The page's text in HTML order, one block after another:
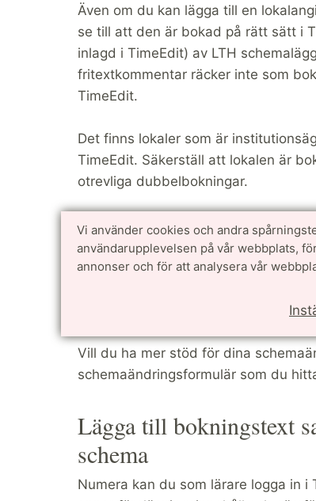
Vi använder cookies och andra
användarupplevelsen på vår webbplats,
annonser och för att analysera vår
Även om du kan lägga till en
se till att den är bokad på rätt sätt i
inlagd i TimeEdit) av LTH
fritextkommentar räcker inte som
TimeEdit.
Det finns lokaler som är
TimeEdit. Säkerställ att lokalen är
otrevliga dubbelbokningar.
TimeEdit-ID underlättar
Ange gärna TimeEdit-ID för de
Vill du ha mer stöd för dina
schemaändringsformulär som du
Lägga till bokningstext
schema
Numera kan du som lärare logga in